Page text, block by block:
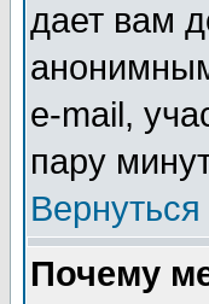
дает вам
e-mail,
пару
Почему